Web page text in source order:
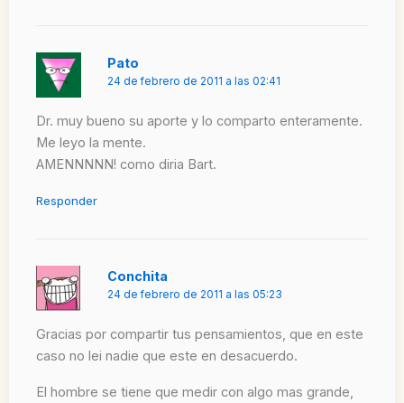
Pato
24 de febrero de 2011 a las 02:41
Dr. muy bueno su aporte y lo comparto enteramente.
Me leyo la mente.
AMENNNNN! como diria Bart.
Responder
Conchita
24 de febrero de 2011 a las 05:23
Gracias por compartir tus pensamientos, que en este
caso no lei nadie que este en desacuerdo.
El hombre se tiene que medir con algo mas grande,